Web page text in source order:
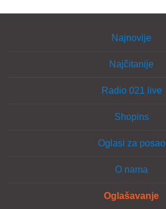
Najnovije
Najčitanije
Radio 021 live
Shopins
Oglasi za posao
O nama
Oglašavanje